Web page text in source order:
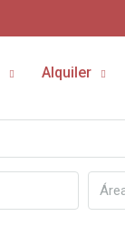
Alquiler